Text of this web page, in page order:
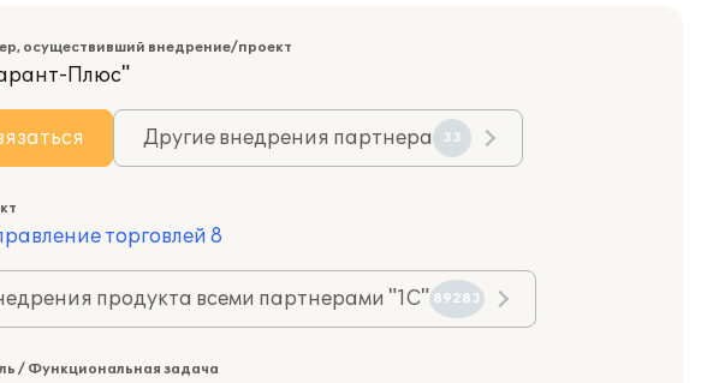
осуществивший внедрение/проект
Плюс"
Другие внедрения партнера 33
торговлей 8
продукта всеми партнерами "1С" 89283
/ Функциональная задача